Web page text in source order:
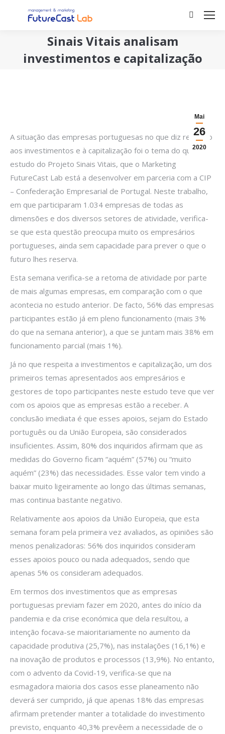
Search:
Sinais Vitais analisam
investimentos e capitalização
Mai
26
2020
A situação das empresas portuguesas no que diz respeito
aos investimentos e à capitalização foi o tema do quarto
estudo do Projeto Sinais Vitais, que o Marketing
FutureCast Lab está a desenvolver em parceria com a CIP
– Confederação Empresarial de Portugal. Neste trabalho,
em que participaram 1.034 empresas de todas as
dimensões e dos diversos setores de atividade, verifica-
se que esta questão preocupa muito os empresários
portugueses, ainda sem capacidade para prever o que o
futuro lhes reserva.
Esta semana verifica-se a retoma de atividade por parte
de mais algumas empresas, em comparação com o que
acontecia no estudo anterior. De facto, 56% das empresas
participantes estão já em pleno funcionamento (mais 3%
do que na semana anterior), a que se juntam mais 38% em
funcionamento parcial (mais 1%).
Já no que respeita a investimentos e capitalização, um dos
primeiros temas apresentados aos empresários e
gestores de topo participantes neste estudo teve que ver
com os apoios que as empresas estão a receber. A
conclusão imediata é que esses apoios, sejam do Estado
português ou da União Europeia, são considerados
insuficientes. Assim, 80% dos inquiridos afirmam que as
medidas do Governo ficam “aquém” (57%) ou “muito
aquém” (23%) das necessidades. Esse valor tem vindo a
baixar muito ligeiramente ao longo das últimas semanas,
mas continua bastante negativo.
Relativamente aos apoios da União Europeia, que esta
semana foram pela primeira vez avaliados, as opiniões são
menos penalizadoras: 56% dos inquiridos consideram
esses apoios pouco ou nada adequados, sendo que
apenas 5% os consideram adequados.
Em termos dos investimentos que as empresas
portuguesas previam fazer em 2020, antes do início da
pandemia e da crise económica que dela resultou, a
intenção focava-se maioritariamente no aumento da
capacidade produtiva (25,7%), nas instalações (16,1%) e
na inovação de produtos e processos (13,9%). No entanto,
com o advento da Covid-19, verifica-se que na
esmagadora maioria dos casos esse planeamento não
deverá ser cumprido, já que apenas 18% das empresas
afirmam pretender manter a totalidade do investimento
previsto, enquanto 40,3% prevêem a necessidade de o